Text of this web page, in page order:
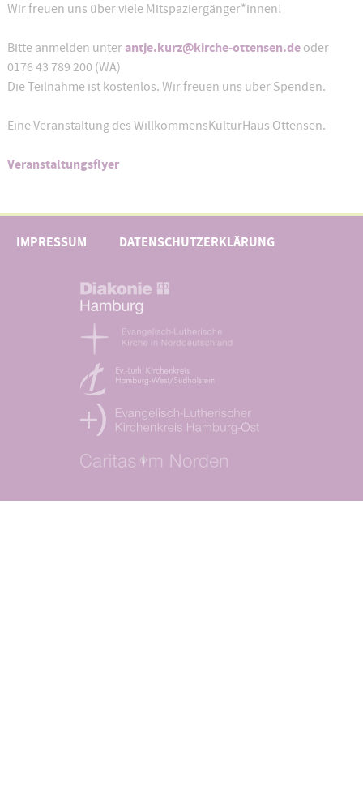
Wir freuen uns über viele Mitspaziergänger*innen!
Bitte anmelden unterantje.kurz@kirche-ottensen.deoder
0176 43 789 200 (WA)
Die Teilnahme ist kostenlos. Wir freuen uns über Spenden.
Eine Veranstaltung des WillkommensKulturHaus Ottensen.
Veranstaltungsflyer
IMPRESSUM DATENSCHUTZERKLÄRUNG